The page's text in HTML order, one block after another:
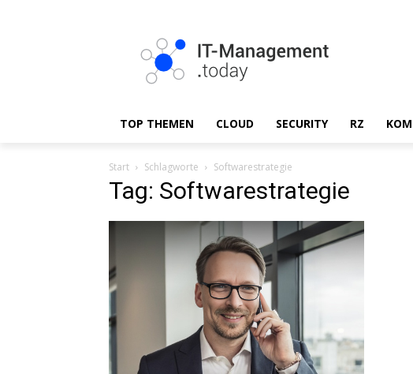
TOP THEMEN CLOUD SECURITY RZ
Start Schlagworte Softwarestrategie
Tag: Softwarestrategie